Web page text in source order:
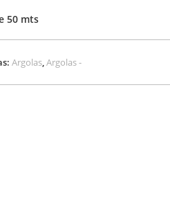
50 mts
Argolas,Argolas -